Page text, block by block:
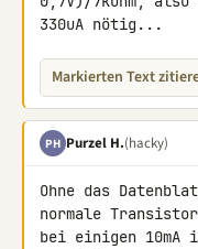
330uA nötig...
Markierten Text
PH Purzel H.(hacky)
Ohne das
normale
bei einigen 10mA